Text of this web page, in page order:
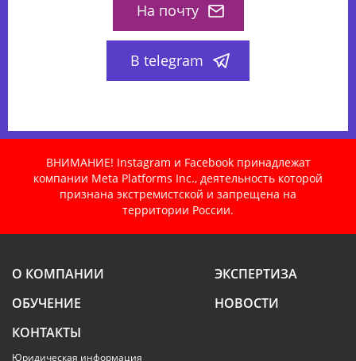
На почту
В telegram
ВНИМАНИЕ! Instagram и Facebook принадлежат
компании Meta Platforms Inc., деятельность которой
признана экстремистской и запрещена на
территории России.
О КОМПАНИИ
ЭКСПЕРТИЗА
ОБУЧЕНИЕ
НОВОСТИ
КОНТАКТЫ
Юридическая информация